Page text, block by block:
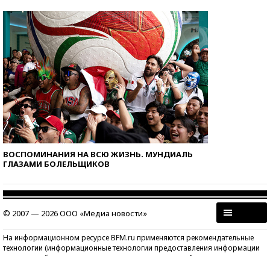
ВОСПОМИНАНИЯ НА ВСЮ ЖИЗНЬ. МУНДИАЛЬ
ГЛАЗАМИ БОЛЕЛЬЩИКОВ
© 2007 — 2026 ООО «Медиа новости»
На информационном ресурсе BFM.ru применяются рекомендательные
технологии (информационные технологии предоставления информации